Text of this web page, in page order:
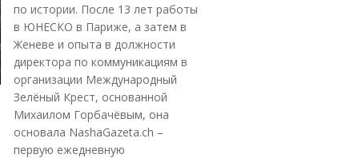
по истории. После 13 лет работы
в ЮНЕСКО в Париже, а затем в
Женеве и опыта в должности
директора по коммуникациям в
организации Международный
Зелёный Крест, основанной
Михаилом Горбачёвым, она
основала NashaGazeta.ch –
первую ежедневную